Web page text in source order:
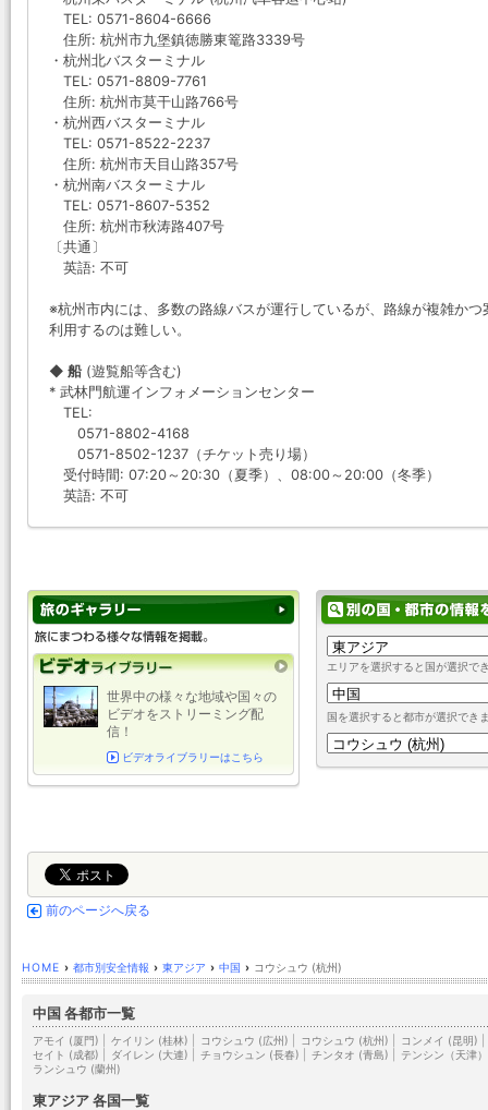
TEL: 0571-8604-6666
住所: 杭州市九堡鎮徳勝東篭路3339号
・杭州北バスターミナル
TEL: 0571-8809-7761
住所: 杭州市莫干山路766号
・杭州西バスターミナル
TEL: 0571-8522-2237
住所: 杭州市天目山路357号
・杭州南バスターミナル
TEL: 0571-8607-5352
住所: 杭州市秋涛路407号
〔共通〕
英語: 不可
※杭州市内には、多数の路線バスが運行しているが、路線が複雑か
利用するのは難しい。
◆ 船 (遊覧船等含む)
* 武林門航運インフォメーションセンター
TEL:
0571-8802-4168
0571-8502-1237（チケット売り場）
受付時間: 07:20～20:30（夏季）、08:00～20:00（冬季）
英語: 不可
エリアを選択すると国が選択で
国を選択すると都市が選択でき
世界中の様々な地域や国々の
ビデオをストリーミング配
信！
ビデオライブラリーはこちら
前のページへ戻る
HOME › 都市別安全情報 › 東アジア › 中国 › コウシュウ (杭州)
中国 各都市一覧
アモイ (厦門) ケイリン (桂林) コウシュウ (広州) コウシュウ (杭州) コンメイ (昆明)
セイト (成都)
ダイレン (大連) チョウシュン (長春) チンタオ (青島)
テンシン（天津）
ランシュウ (蘭州)
東アジア 各国一覧